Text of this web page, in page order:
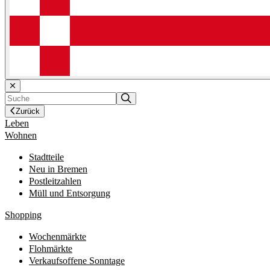
Zurück
Leben
Wohnen
Stadtteile
Neu in Bremen
Postleitzahlen
Müll und Entsorgung
Shopping
Wochenmärkte
Flohmärkte
Verkaufsoffene Sonntage